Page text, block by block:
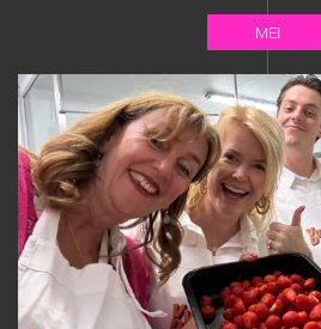
MEI